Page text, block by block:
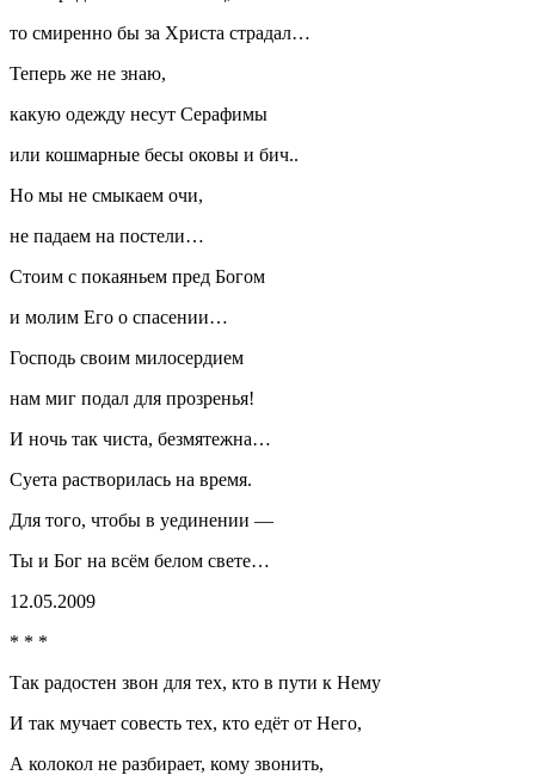
то смиренно бы за Христа страдал…
Теперь же не знаю,
какую одежду несут Серафимы
или кошмарные бесы оковы и бич..
Но мы не смыкаем очи,
не падаем на постели…
Стоим с покаяньем пред Богом
и молим Его о спасении…
Господь своим милосердием
нам миг подал для прозренья!
И ночь так чиста, безмятежна…
Суета растворилась на время.
Для того, чтобы в уединении —
Ты и Бог на всём белом свете…
12.05.2009
* * *
Так радостен звон для тех, кто в пути к Нему
И так мучает совесть тех, кто едёт от Него,
А колокол не разбирает, кому звонить,